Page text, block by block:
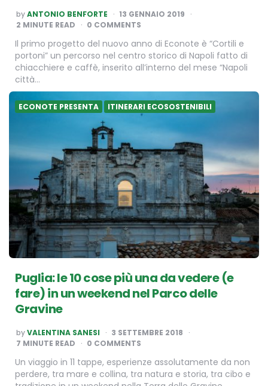
POSTED
BY
byANTONIO BENFORTE
13 GENNAIO 2019
2 MINUTE READ 0 COMMENTS
Il primo progetto del nuovo anno di Econote è “Cortili e
portoni” un percorso nel centro storico di Napoli fatto di
chiacchiere e caffè, inserito all’interno del mese “Napoli
città…
ECONOTE PRESENTA ITINERARI ECOSOSTENIBILI
Puglia: le 10 cose più una da vedere (e
fare) in un weekend nel Parco delle
Gravine
POSTED
BY
byVALENTINA SANESI
3 SETTEMBRE 2018
7 MINUTE READ 0 COMMENTS
Un viaggio in 11 tappe, esperienze assolutamente da non
perdere, tra mare e collina, tra natura e storia, tra cibo e